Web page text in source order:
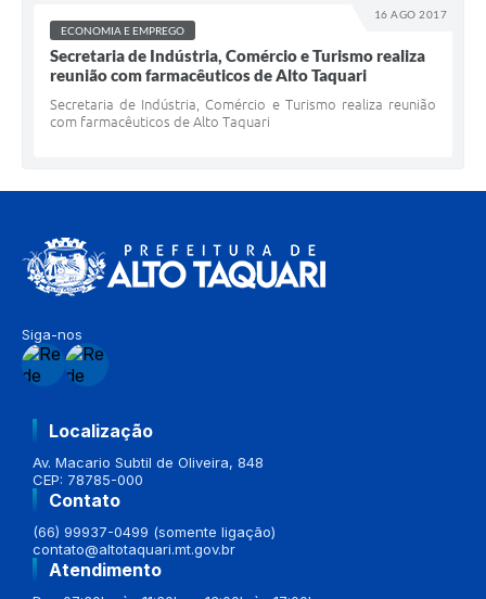
16 AGO 2017
ECONOMIA E EMPREGO
Secretaria de Indústria, Comércio e Turismo realiza
reunião com farmacêuticos de Alto Taquari
Secretaria de Indústria, Comércio e Turismo realiza reunião
com farmacêuticos de Alto Taquari
Siga-nos
Localização
Av. Macario Subtil de Oliveira, 848
CEP: 78785-000
Contato
(66) 99937-0499 (somente ligação)
contato@altotaquari.mt.gov.br
Atendimento